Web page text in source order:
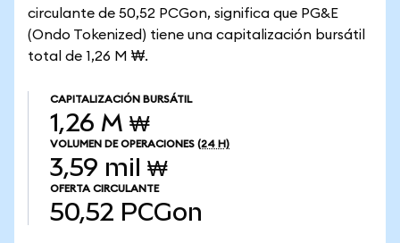
circulante de 50,52 PCGon, significa que PG&E
(Ondo Tokenized) tiene una capitalización bursátil
total de 1,26 M ₩.
CAPITALIZACIÓN BURSÁTIL
1,26 M ₩
VOLUMEN DE OPERACIONES (24 H)
3,59 mil ₩
OFERTA CIRCULANTE
50,52 PCGon